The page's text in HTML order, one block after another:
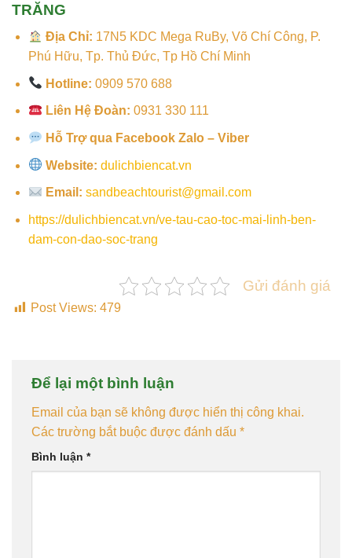
TRĂNG
Địa Chỉ: 17N5 KDC Mega RuBy, Võ Chí Công, P.
Phú Hữu, Tp. Thủ Đức, Tp Hồ Chí Minh
Hotline: 0909 570 688
Liên Hệ Đoàn: 0931 330 111
Hỗ Trợ qua Facebook Zalo – Viber
Website: dulichbiencat.vn
Email: sandbeachtourist@gmail.com
https://dulichbiencat.vn/ve-tau-cao-toc-mai-linh-ben-
dam-con-dao-soc-trang
Gửi đánh giá
Post Views: 479
Để lại một bình luận
Email của bạn sẽ không được hiển thị công khai.
Các trường bắt buộc được đánh dấu *
Bình luận *